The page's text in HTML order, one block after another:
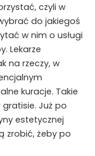
czyli w
do jakiegoś
w nim o usługi
Lekarze
na rzeczy, w
kuracje. Takie
Już po
estetycznej
zrobić, żeby po